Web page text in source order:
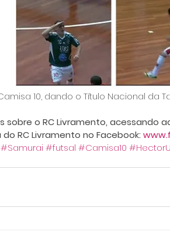
10, dando o Título Nacional da
sobre o RC Livramento, acessando
RC Livramento no Facebook:
#Samurai #futsal #Camisa10